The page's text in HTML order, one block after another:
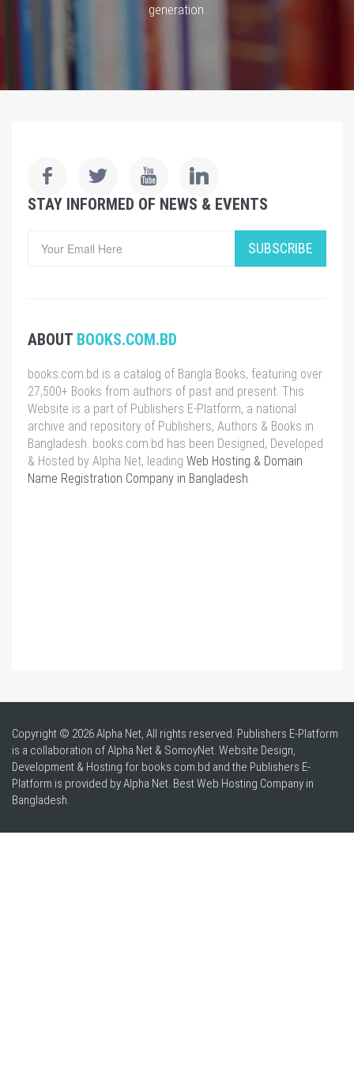
generation.
STAY INFORMED OF NEWS & EVENTS
SUBSCRIBE
ABOUT BOOKS.COM.BD
books.com.bd is a catalog of Bangla Books, featuring over
27,500+ Books from authors of past and present. This
Website is a part of Publishers E-Platform, a national
archive and repository of Publishers, Authors & Books in
Bangladesh. books.com.bd has been Designed, Developed
& Hosted by Alpha Net, leading Web Hosting & Domain
Name Registration Company in Bangladesh
Copyright © 2026 Alpha Net, All rights reserved. Publishers E-Platform
is a collaboration of Alpha Net & SomoyNet. Website Design,
Development & Hosting for books.com.bd and the Publishers E-
Platform is provided by Alpha Net. BestWeb Hosting Company in
Bangladesh.